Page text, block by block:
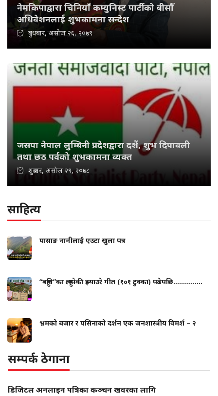
नेमकिपाद्वारा चिनियाँ कम्युनिस्ट पार्टीको बीसौँ
अधिवेशनलाई शुभकामना सन्देश
बुधबार, असोज २६, २०७९
जसपा नेपाल लुम्बिनी प्रदेशद्वारा दशैं, शुभ दिपावली
तथा छठ पर्वको शुभकामना व्यक्त
शुक्रबार, असोज २९, २०७८
साहित्य
पासाङ नानीलाई एउटा खुला पत्र
“बहुवि”का ल्हुम्पेकी झ्याउरे गीत (१०१ टुक्का) पढेपछि...............
भ्रमको बजार र पसिनाको दर्शन एक जनशास्त्रीय विमर्श – २
सम्पर्क ठेगाना
डिजिटल अनलाइन पत्रिका कञ्चन खवरका लागि